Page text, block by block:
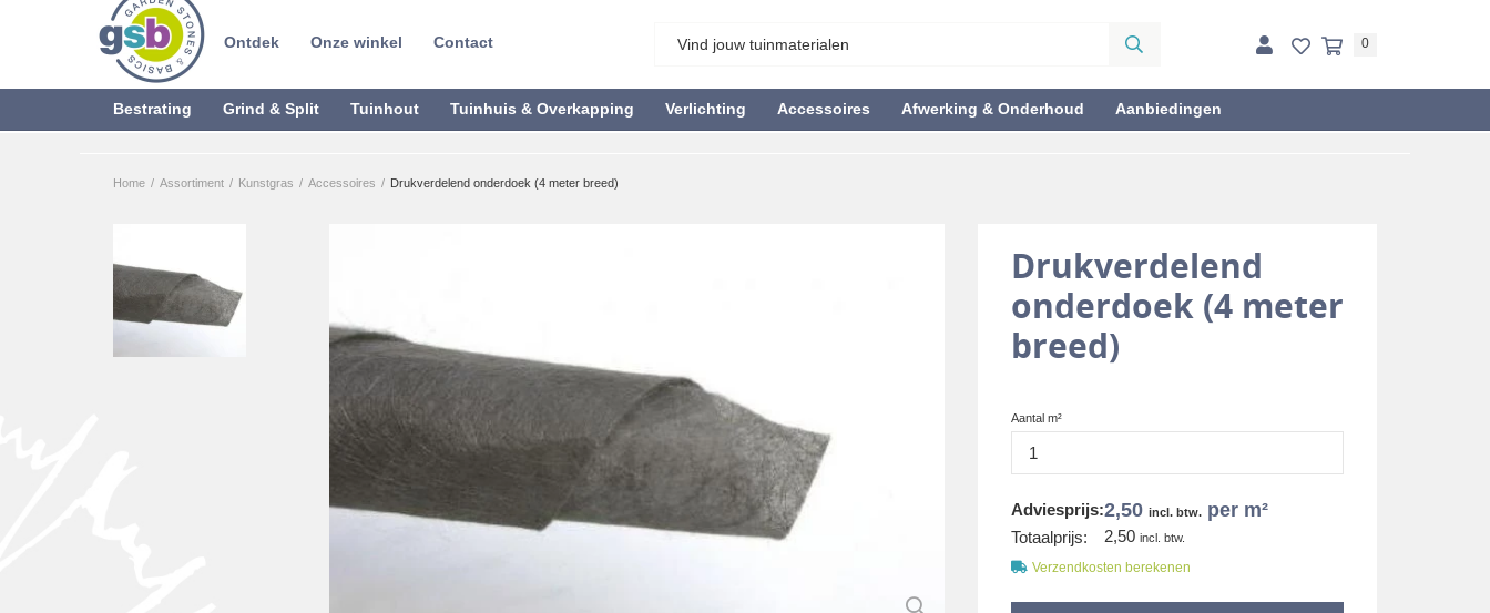
Ontdek Onze winkel Contact 0
Bestrating Grind & Split Tuinhout Tuinhuis & Overkapping Verlichting Accessoires Afwerking & Onderhoud Aanbiedingen
Home / Assortiment / Kunstgras / Accessoires / Drukverdelend onderdoek (4 meter breed)
Drukverdelend
onderdoek (4 meter
breed)
Aantal m²
Adviesprijs:2,50 incl. btw. per m²
Totaalprijs: 2,50 incl. btw.
Verzendkosten berekenen